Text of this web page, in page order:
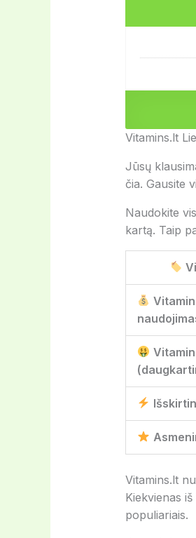
Vitamins.lt
Jūsų
čia. Gausite
Naudokite
kartą. Taip
Vitamins.lt
Kiekvienas
populiariais.